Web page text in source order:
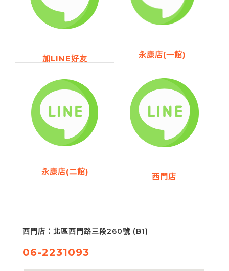
加LINE好友 永康店(一館)
永康店(二館)
西門店
西門店：北區西門路三段260號 (B1)
06-2231093